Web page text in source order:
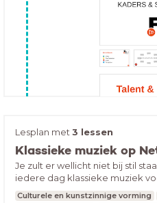
Lesplan met 3 lessen
Klassieke muziek op
Je zult er wellicht niet bij stil
iedere dag klassieke muziek
zelfs in reclames. In deze
Culturele en kunstzinnige vorming